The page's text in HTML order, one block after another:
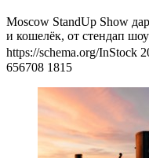
Moscow StandUp Show
и кошелёк, от стендап
https://schema.org/InStock
656708 1815